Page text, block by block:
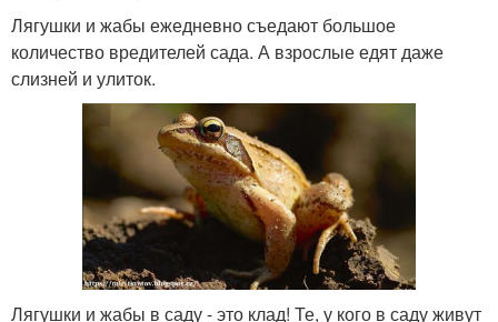
Лягушки и жабы ежедневно съедают большое
количество вредителей сада. А взрослые едят даже
слизней и улиток.
Лягушки и жабы в саду - это клад! Те, у кого в саду живут